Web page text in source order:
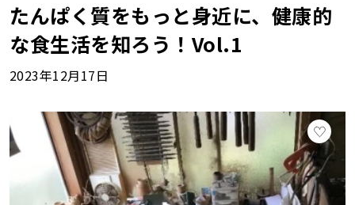
たんぱく質をもっと身近に、健康的
な食生活を知ろう！Vol.1
2023年12月17日